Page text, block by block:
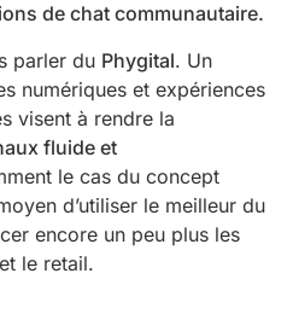
de chat communautaire.
parler du Phygital. Un
numériques et expériences
visent à rendre la
fluide et
le cas du concept
d’utiliser le meilleur du
encore un peu plus les
le retail.